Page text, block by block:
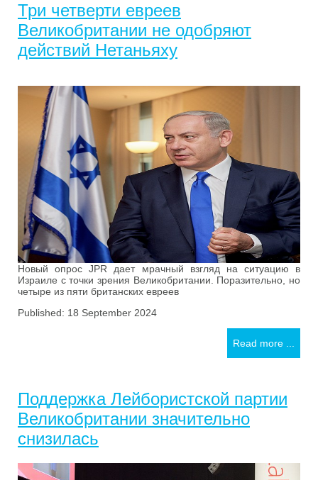
Три четверти евреев
Великобритании не одобряют
действий Нетаньяху
Новый опрос JPR дает мрачный взгляд на ситуацию в
Израиле с точки зрения Великобритании. Поразительно, но
четыре из пяти британских евреев
Published: 18 September 2024
Read more ...
Поддержка Лейбористской партии
Великобритании значительно
снизилась